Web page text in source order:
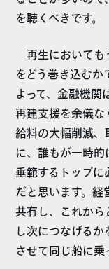
を聴くべきです。
再生においても
をどう巻き込む
よって、金融機
再建支援を余儀な
給料の大幅削減、
に、誰もが一時
垂範するトップ
だと思います。
共有し、これか
し次につなげる
させて同じ船に乗